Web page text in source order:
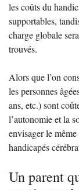
les coûts du
supportables,
charge globale
trouvés.
Alors que l’on
les personnes
ans, etc.) sont
l’autonomie et la
envisager le
handicapés
Un parent